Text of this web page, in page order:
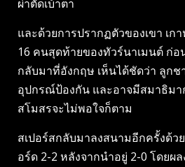
ผ่าตัดเบ้าตา
และด้วยการปรากฏตัวของเขา เก
16 คนสุดท้ายของทัวร์นาเมนต์ ก่
กลับมาที่อังกฤษ เห็นได้ชัดว่า ลูก
อุปกรณ์ป้องกัน และอาจมีสมาธิม
สโมสรจะไม่พอใจก็ตาม
สเปอร์สกลับมาลงสนามอีกครั้งด้ว
อร์ด 2-2 หลังจากนำอยู่ 2-0 โดยผ